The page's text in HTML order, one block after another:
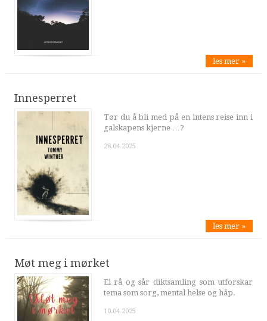
les mer »
Innesperret
Tør du å bli med på en intens reise inn i
galskapens kjerne …?
28.04.2025
les mer »
Møt meg i mørket
Ei rå og sår diktsamling som utforskar
tema som sorg, mental helse og håp.
10.04.2025